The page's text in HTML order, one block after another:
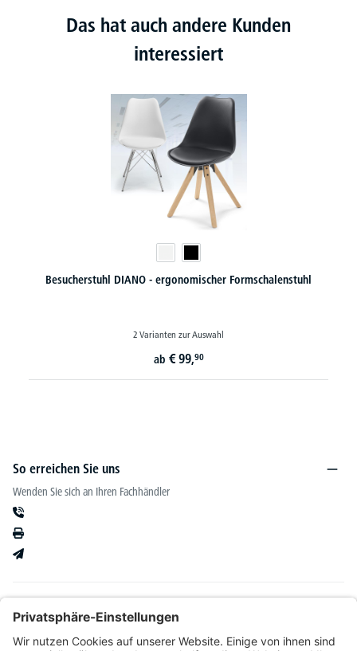
Das hat auch andere Kunden
interessiert
Besucherstuhl DIANO - ergonomischer Formschalenstuhl
2 Varianten zur Auswahl
ab € 99,90
So erreichen Sie uns
Wenden Sie sich an Ihren Fachhändler
Kataloge & mehr